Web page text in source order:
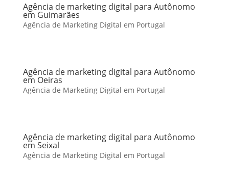
Agência de marketing digital para Autônomo
em Guimarães
Agência de Marketing Digital em Portugal
Agência de marketing digital para Autônomo
em Oeiras
Agência de Marketing Digital em Portugal
Agência de marketing digital para Autônomo
em Seixal
Agência de Marketing Digital em Portugal